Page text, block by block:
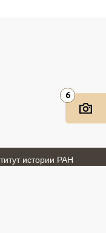
6
истории РАН